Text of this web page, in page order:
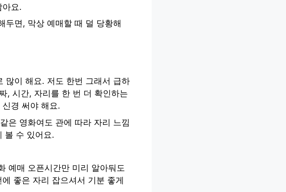
아요.
두면, 막상 예매할 때 덜 당황해
많이 해요. 저도 한번 그래서 급하
, 시간, 자리를 한 번 더 확인하는
경 써야 해요.
은 영화여도 관에 따라 자리 느낌
볼 수 있어요.
예매 오픈시간만 미리 알아둬도
좋은 자리 잡으셔서 기분 좋게